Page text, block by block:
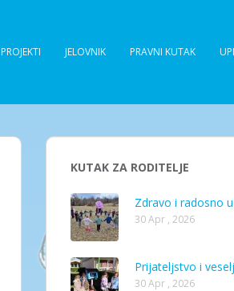
PROJEKTI JELOVNIK PRAVNI KUTAK
KUTAK ZA RODITELJE
Zdravo i radosno
30 Apr , 2026
Prijateljstvo i
30 Apr , 2026